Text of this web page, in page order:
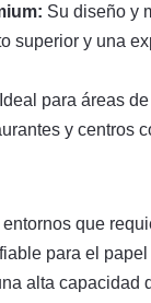
Su diseño y
superior y una
Ideal para áreas
y centros
entornos que
para el
alta capacidad